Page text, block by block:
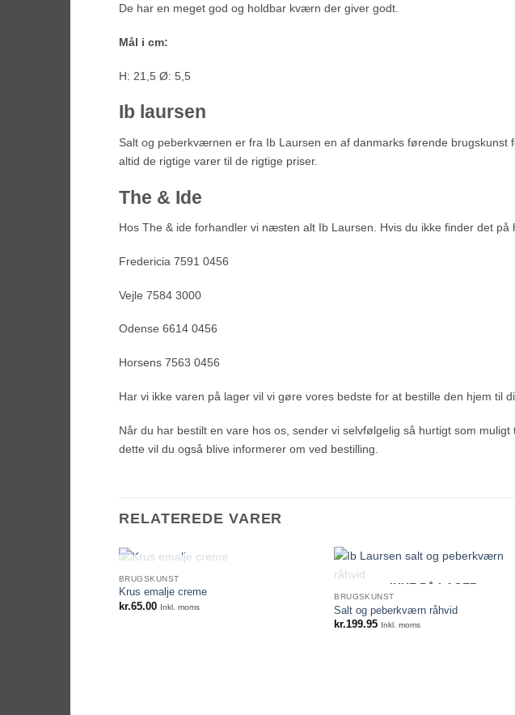
De har en meget god og holdbar kværn der giver godt.
Mål i cm:
H: 21,5 Ø: 5,5
Ib laursen
Salt og peberkværnen er fra Ib Laursen en af danmarks førende
altid de rigtige varer til de rigtige priser.
The & Ide
Hos The & ide forhandler vi næsten alt Ib Laursen. Hvis du ikke finder det
Fredericia 7591 0456
Vejle 7584 3000
Odense 6614 0456
Horsens 7563 0456
Har vi ikke varen på lager vil vi gøre vores bedste for at bestille den hjem til
Når du har bestilt en vare hos os, sender vi selvfølgelig så hurtigt som
dette vil du også blive informerer om ved bestilling.
RELATEREDE VARER
IKKE PÅ LAGER
BRUGSKUNST
Krus emalje creme
kr.65.00 Inkl. moms
IKKE PÅ LAGER
BRUGSKUNST
Salt og peberkværn råhvid
kr.199.95 Inkl. moms